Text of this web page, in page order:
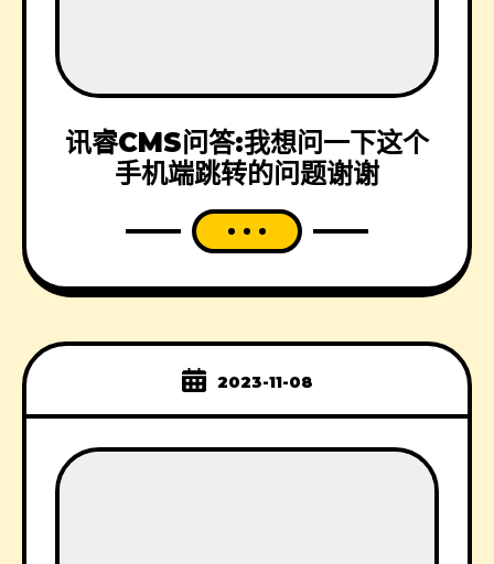
讯睿CMS问答:我想问一下这个
手机端跳转的问题谢谢
2023-11-08